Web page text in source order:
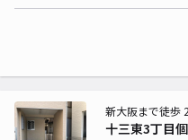
十三東3丁目
新大阪まで徒歩